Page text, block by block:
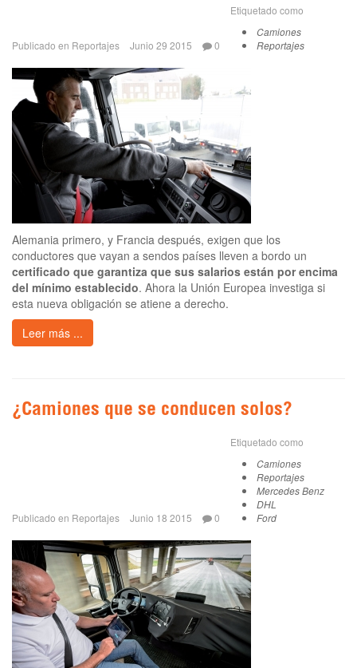
Publicado en Reportajes Junio 29 2015 0
Etiquetado como
Camiones
Reportajes
Alemania primero, y Francia después, exigen que los
conductores que vayan a sendos países lleven a bordo un
certificado que garantiza que sus salarios están por encima
del mínimo establecido. Ahora la Unión Europea investiga si
esta nueva obligación se atiene a derecho.
Leer más ...
¿Camiones que se conducen solos?
Publicado en Reportajes Junio 18 2015 0
Etiquetado como
Camiones
Reportajes
Mercedes Benz
DHL
Ford